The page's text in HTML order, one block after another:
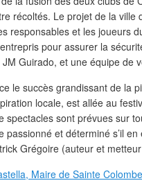
récoltés. Le projet de la ville
responsables et les joueurs
pour assurer la
Guirado, et une équipe de
le succès grandissant de la
locale, est allée au
spectacles sont prévues sur
et déterminé s’il en
Grégoire (auteur et